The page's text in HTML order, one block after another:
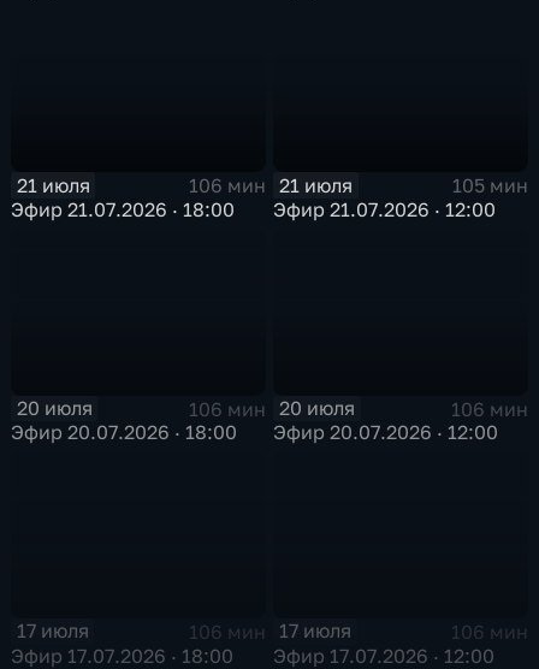
21 июля
106 мин
Эфир 21.07.2026 · 18:00
21 июля
105 мин
Эфир 21.07.2026 · 12:00
20 июля
106 мин
Эфир 20.07.2026 · 18:00
20 июля
106 мин
Эфир 20.07.2026 · 12:00
17 июля
106 мин
Эфир 17.07.2026 · 18:00
17 июля
106 мин
Эфир 17.07.2026 · 12:00